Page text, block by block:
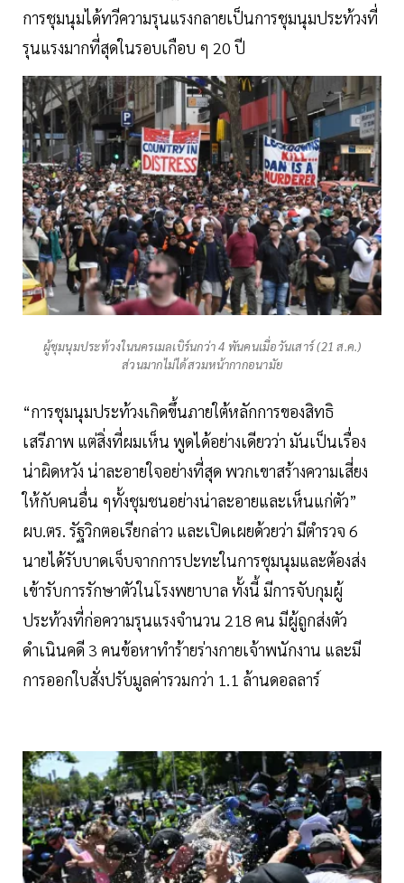
การชุมนุมได้ทวีความรุนแรงกลายเป็นการชุมนุมประท้วงที่
รุนแรงมากที่สุดในรอบเกือบ ๆ 20 ปี
ผู้ชุมนุมประท้วงในนครเมลเบิร์นกว่า 4 พันคนเมื่อวันเสาร์ (21 ส.ค.)
ส่วนมากไม่ได้สวมหน้ากากอนามัย
“การชุมนุมประท้วงเกิดขึ้นภายใต้หลักการของสิทธิ
เสรีภาพ แต่สิ่งที่ผมเห็น พูดได้อย่างเดียวว่า มันเป็นเรื่อง
น่าผิดหวัง น่าละอายใจอย่างที่สุด พวกเขาสร้างความเสี่ยง
ให้กับคนอื่น ๆทั้งชุมชนอย่างน่าละอายและเห็นแก่ตัว”
ผบ.ตร. รัฐวิกตอเรียกล่าว และเปิดเผยด้วยว่า มีตำรวจ 6
นายได้รับบาดเจ็บจากการปะทะในการชุมนุมและต้องส่ง
เข้ารับการรักษาตัวในโรงพยาบาล ทั้งนี้ มีการจับกุมผู้
ประท้วงที่ก่อความรุนแรงจำนวน 218 คน มีผู้ถูกส่งตัว
ดำเนินคดี 3 คนข้อหาทำร้ายร่างกายเจ้าพนักงาน และมี
การออกใบสั่งปรับมูลค่ารวมกว่า 1.1 ล้านดอลลาร์